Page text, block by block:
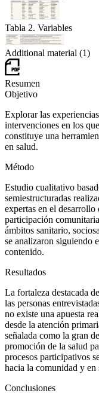
Tabla 2. Variables
Additional material (1)
Resumen
Objetivo
Explorar las
intervenciones en los
constituye una
en salud.
Método
Estudio cualitativo
semiestructuradas
expertas en el
participación
ámbitos sanitario,
se analizaron siguiendo
contenido.
Resultados
La fortaleza destacada
las personas
no existe una apuesta
desde la atención
señalada como la gran
promoción de la salud
procesos participativos
hacia la comunidad y en
Conclusiones